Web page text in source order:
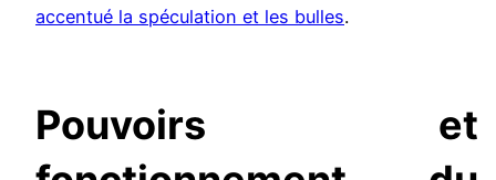
accentué la spéculation et les bulles.
Pouvoirs et